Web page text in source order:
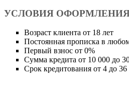
УСЛОВИЯ
Возраст клиента от 18 лет
Постоянная прописка в
Первый взнос от 0%
Сумма кредита от 10 000 до
Срок кредитования от 4 до 36